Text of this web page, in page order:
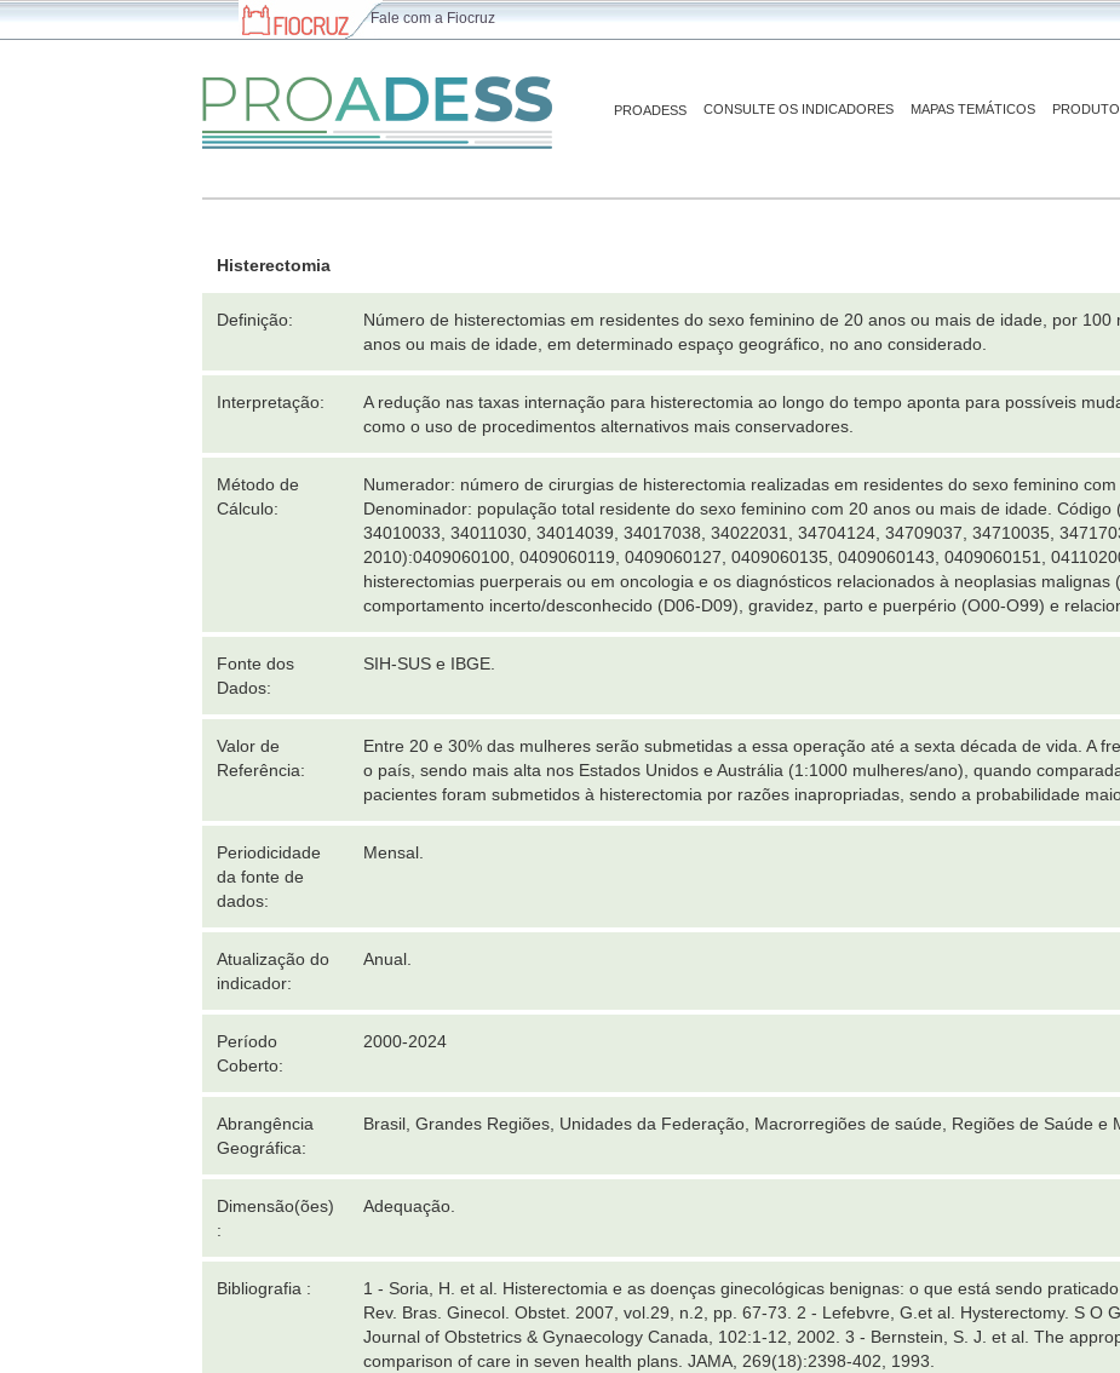
Fale com a Fiocruz
PROADESS CONSULTE OS INDICADORES MAPAS TEMÁTICOS
Histerectomia
Definição:
Número de histerectomias em residentes do sexo feminino de 20 anos ou mais de idade, por
anos ou mais de idade, em determinado espaço geográfico, no ano considerado.
Interpretação:
A redução nas taxas internação para histerectomia ao longo do tempo aponta para possíveis
como o uso de procedimentos alternativos mais conservadores.
Método de
Cálculo:
Numerador: número de cirurgias de histerectomia realizadas em residentes do sexo feminino
Denominador: população total residente do sexo feminino com 20 anos ou mais de idade. Código
34010033, 34011030, 34014039, 34017038, 34022031, 34704124, 34709037, 34710035,
2010):0409060100, 0409060119, 0409060127, 0409060135, 0409060143, 0409060151,
histerectomias puerperais ou em oncologia e os diagnósticos relacionados à neoplasias malignas
comportamento incerto/desconhecido (D06-D09), gravidez, parto e puerpério (O00-O99) e
Fonte dos
Dados:
SIH-SUS e IBGE.
Valor de
Referência:
Entre 20 e 30% das mulheres serão submetidas a essa operação até a sexta década de vida. A
o país, sendo mais alta nos Estados Unidos e Austrália (1:1000 mulheres/ano), quando
pacientes foram submetidos à histerectomia por razões inapropriadas, sendo a probabilidade
Periodicidade
da fonte de
dados:
Mensal.
Atualização do
indicador:
Anual.
Período
Coberto:
2000-2024
Abrangência
Geográfica:
Brasil, Grandes Regiões, Unidades da Federação, Macrorregiões de saúde, Regiões de Saúde e
Dimensão(ões)
:
Adequação.
Bibliografia :
1 - Soria, H. et al. Histerectomia e as doenças ginecológicas benignas: o que está sendo
Rev. Bras. Ginecol. Obstet. 2007, vol.29, n.2, pp. 67-73. 2 - Lefebvre, G.et al. Hysterectomy. S O
Journal of Obstetrics & Gynaecology Canada, 102:1-12, 2002. 3 - Bernstein, S. J. et al. The
comparison of care in seven health plans. JAMA, 269(18):2398-402, 1993.